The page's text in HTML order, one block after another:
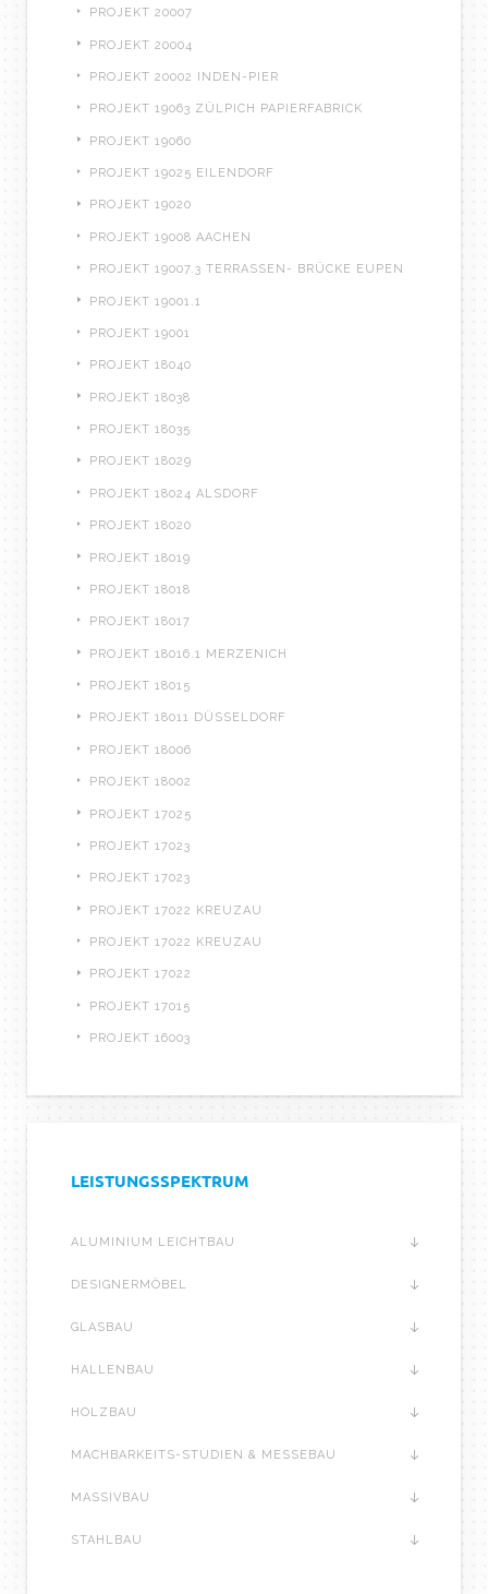
PROJEKT 20007
PROJEKT 20004
PROJEKT 20002 INDEN-PIER
PROJEKT 19063 ZÜLPICH PAPIERFABRICK
PROJEKT 19060
PROJEKT 19025 EILENDORF
PROJEKT 19020
PROJEKT 19008 AACHEN
PROJEKT 19007.3 TERRASSEN- BRÜCKE EUPEN
PROJEKT 19001.1
PROJEKT 19001
PROJEKT 18040
PROJEKT 18038
PROJEKT 18035
PROJEKT 18029
PROJEKT 18024 ALSDORF
PROJEKT 18020
PROJEKT 18019
PROJEKT 18018
PROJEKT 18017
PROJEKT 18016.1 MERZENICH
PROJEKT 18015
PROJEKT 18011 DÜSSELDORF
PROJEKT 18006
PROJEKT 18002
PROJEKT 17025
PROJEKT 17023
PROJEKT 17023
PROJEKT 17022 KREUZAU
PROJEKT 17022 KREUZAU
PROJEKT 17022
PROJEKT 17015
PROJEKT 16003
LEISTUNGSSPEKTRUM
ALUMINIUM LEICHTBAU
DESIGNERMÖBEL
GLASBAU
HALLENBAU
HOLZBAU
MACHBARKEITS-STUDIEN & MESSEBAU
MASSIVBAU
STAHLBAU